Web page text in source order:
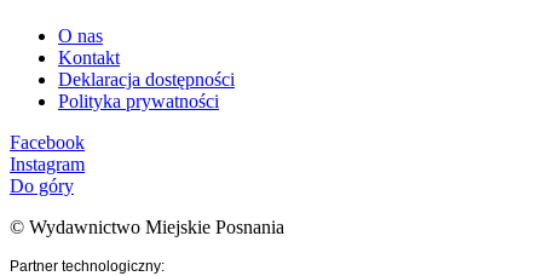
O nas
Kontakt
Deklaracja dostępności
Polityka prywatności
Facebook
Instagram
Do góry
© Wydawnictwo Miejskie Posnania
Partner technologiczny: